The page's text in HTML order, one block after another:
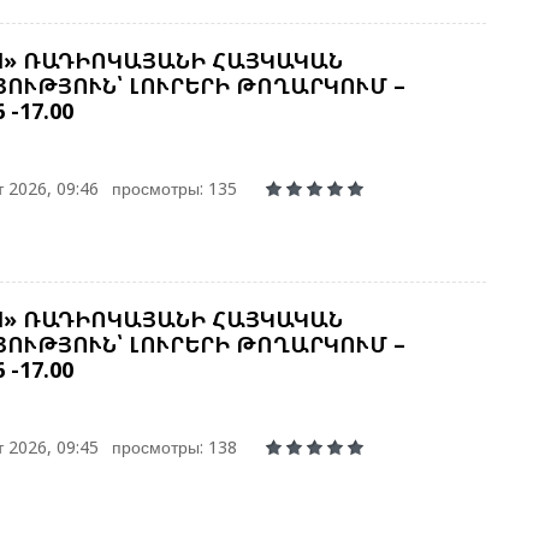
ՌԱԴԻՈԿԱՅԱՆԻ ՀԱՅԿԱԿԱՆ
ԼՈՒՐԵՐԻ ԹՈՂԱՐԿՈՒՄ –
-17.00
2026, 09:46
просмотры: 135
ՌԱԴԻՈԿԱՅԱՆԻ ՀԱՅԿԱԿԱՆ
ԼՈՒՐԵՐԻ ԹՈՂԱՐԿՈՒՄ –
-17.00
2026, 09:45
просмотры: 138